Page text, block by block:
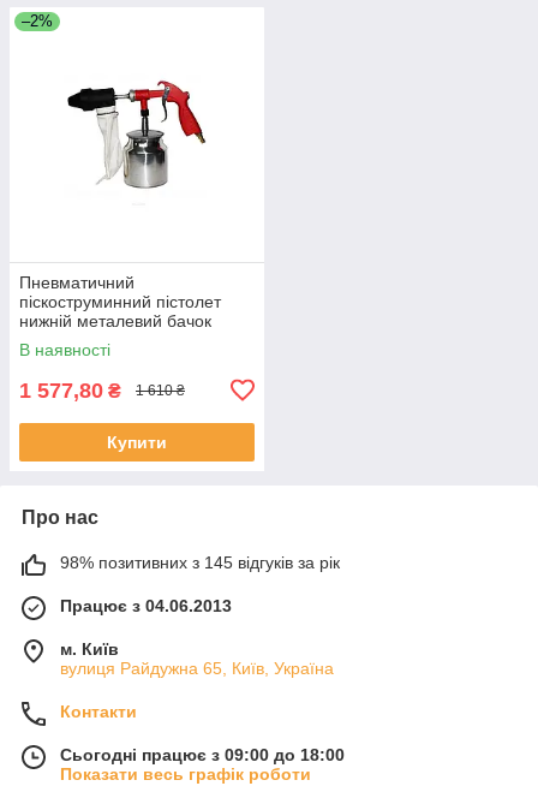
–2%
Пневматичний
піскоструминний пістолет
нижній металевий бачок
Shiningberg 101983
В наявності
1 577,80 ₴ 1 610 ₴
Купити
Про нас
98% позитивних з 145 відгуків за рік
Працює з 04.06.2013
м. Київ
вулиця Райдужна 65, Київ, Україна
Контакти
Сьогодні працює з 09:00 до 18:00
Показати весь графік роботи